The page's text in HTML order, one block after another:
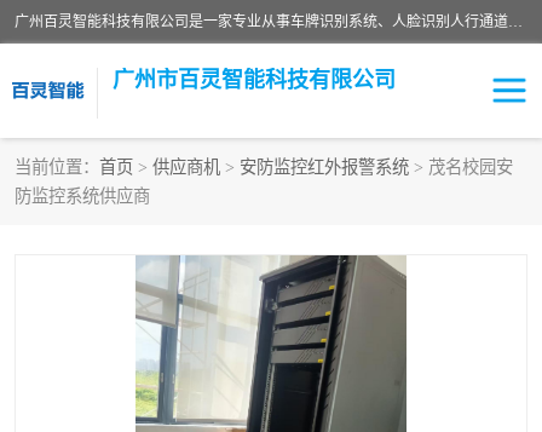
广州百灵智能科技有限公司是一家专业从事车牌识别系统、人脸识别人行通道、安防监控交通设施、停车场智能管理系统、停车场云平台、车牌识别一体机、自动道闸、通道设备、交通设施及交通划线等产品研发、生产和销售的高新技术企业。
广州市百灵智能科技有限公司
当前位置： 首页 > 供应商机 > 安防监控红外报警系统 > 茂名校园安
防监控系统供应商
安防监控红外报警系统
人脸识别系统